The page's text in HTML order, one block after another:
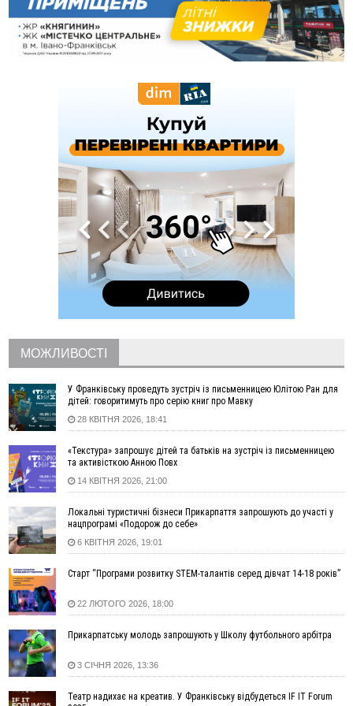
переправлення чоловіків до Румунії
10:49
На Прикарпатті через негоду сталися аварійні вимкнення
світла
За змову на тендері для Долинської лікарні двох
Яремчанський суд виніс вирок чоловіку, який у Буковелі
вкрав із супермаркету пляшку віскі за 8,5 тисяч
В урочищі біля Галича археологи відкопали давньоруську
вагову гирку XII–XIII століть
У Франківську медики провели серію складних операцій
на аорті
07 Серпня
У Богородчанах на "зебрі" водій Audi наїхав на
хлопчика з велосипедом
Загальна площа всіх книгарень України - трохи більше ніж 6
футбольних полів
На "зебрі" у Франківську два мотоциклісти збили жінку
рекордсмен за зростанням цін на житло
16:48
ВІДЕО Де безпечно купатися на Прикарпатті?
організацію «КОД 7'Я», аби підтримувати військових та їхні
сім'ї
15:57
У Коломиї на одній з вулиць встановлять комплекс
автоматичної фіксації швидкості
15:29
Війна забрала життя трьох воїнів з Прикарпаття
15:00
На Закарпатті викрили масштабну схему незаконного
14:31
«Багато питань буде знято». На громадських слуханнях в
Яремче обговорили, як вирішити питання джипінгу в
Карпатах
13:54
5 «тихих» хвороб, які виявляє профілактичне обстеження
13:30
ФОТО
нового руху
12:57
У Франківську зафіксували найбільшу спеку за всю історію
спостережень
12:24
Лікування наркоманії Київ: чому важливо розпочати
терапію якомога раніше
12:00
Франківця, який у Косові викрав за магазину понад 640
МОЖЛИВОСТІ
У Франківську проведуть зустріч із письменницею Юлітою Ран для
дітей: говоритимуть про серію книг про Мавку
28 КВІТНЯ 2026, 18:41
«Текстура» запрошує дітей та батьків на зустріч із письменницею
та активісткою Анною Повх
14 КВІТНЯ 2026, 21:00
Локальні туристичні бізнеси Прикарпаття запрошують до участі у
нацпрограмі «Подорож до себе»
6 КВІТНЯ 2026, 19:01
Старт “Програми розвитку STEM-талантів серед дівчат 14-18 років”
22 ЛЮТОГО 2026, 18:00
Прикарпатську молодь запрошують у Школу футбольного арбітра
3 СІЧНЯ 2026, 13:36
Театр надихає на креатив. У Франківську відбудеться IF IT Forum